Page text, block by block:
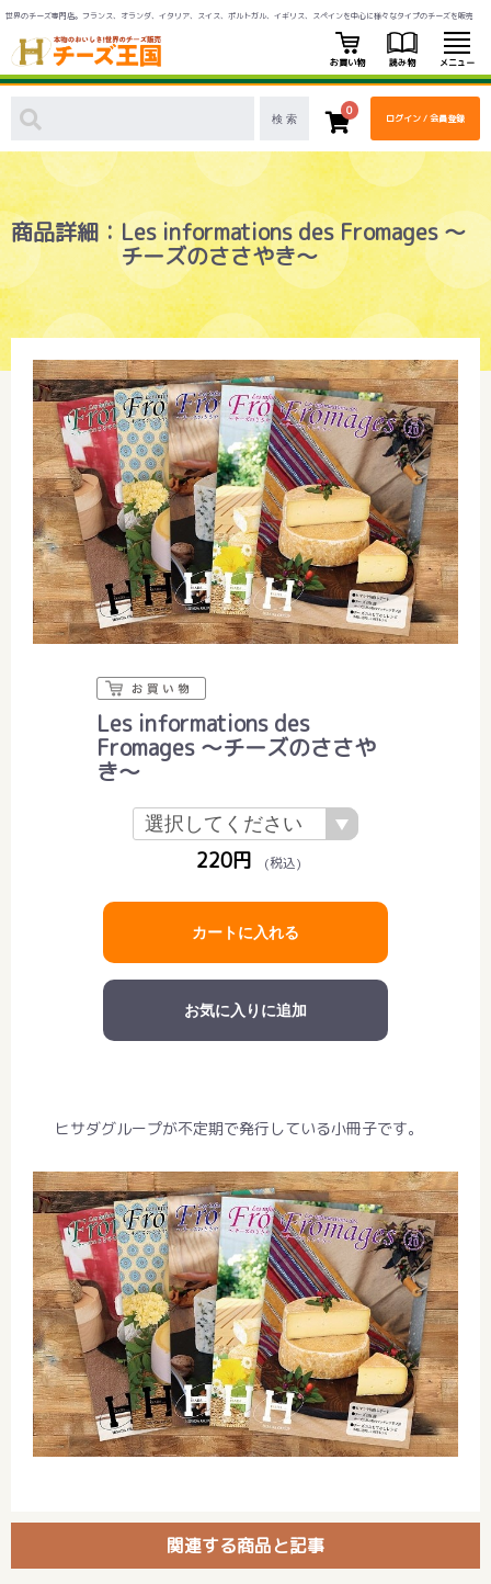
世界のチーズ専門店。フランス、オランダ、イタリア、スイス、ポルトガル、イギリス、スペインを中心に様々なタイプのチーズを販売
お買い物 読み物 メニュー
0
ログイン / 会員登録
商品詳細：Les informations des Fromages 〜
チーズのささやき〜
Les informations des
Fromages 〜チーズのささや
き〜
220円 (税込)
カートに入れる
お気に入りに追加
ヒサダグループが不定期で発行している小冊子です。
関連する商品と記事